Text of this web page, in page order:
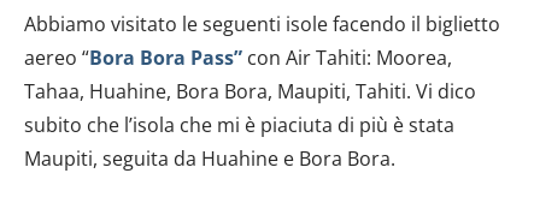
Abbiamo visitato le seguenti isole facendo il biglietto
aereo “Bora Bora Pass” con Air Tahiti: Moorea,
Tahaa, Huahine, Bora Bora, Maupiti, Tahiti. Vi dico
subito che l’isola che mi è piaciuta di più è stata
Maupiti, seguita da Huahine e Bora Bora.